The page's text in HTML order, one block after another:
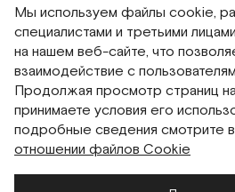
Публичная оферта
Политика обработки
Политика использования
Согласие на получение
Согласие на обработку
Система привилегий
Мы используем файлы cookie,
специалистами и третьими
на нашем веб-сайте, что
взаимодействие с
Продолжая просмотр страниц
принимаете условия его
подробные сведения смотрите
отношении файлов Cookie